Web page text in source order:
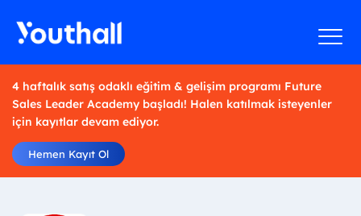
4 haftalık satış odaklı eğitim & gelişim programı Future
Sales Leader Academy başladı! Halen katılmak isteyenler
için kayıtlar devam ediyor.
Hemen Kayıt Ol